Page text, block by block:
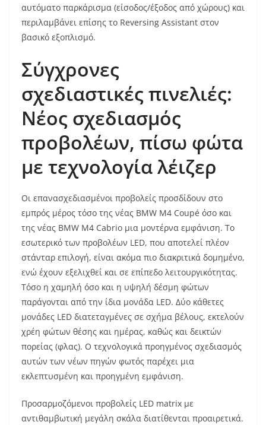
αυτόματο παρκάρισμα (είσοδος/έξοδος από χώρους) και
περιλαμβάνει επίσης το Reversing Assistant στον
βασικό εξοπλισμό.
Σύγχρονες
σχεδιαστικές πινελιές:
Νέος σχεδιασμός
προβολέων, πίσω φώτα
με τεχνολογία λέιζερ
Οι επανασχεδιασμένοι προβολείς προσδίδουν στο
εμπρός μέρος τόσο της νέας BMW M4 Coupé όσο και
της νέας BMW M4 Cabrio μια μοντέρνα εμφάνιση. Το
εσωτερικό των προβολέων LED, που αποτελεί πλέον
στάνταρ επιλογή, είναι ακόμα πιο διακριτικά δομημένο,
ενώ έχουν εξελιχθεί και σε επίπεδο λειτουργικότητας.
Τόσο η χαμηλή όσο και η υψηλή δέσμη φώτων
παράγονται από την ίδια μονάδα LED. Δύο κάθετες
μονάδες LED διατεταγμένες σε σχήμα βέλους, εκτελούν
χρέη φώτων θέσης και ημέρας, καθώς και δεικτών
πορείας (φλας). Ο τεχνολογικά προηγμένος σχεδιασμός
αυτών των νέων πηγών φωτός παρέχει μια
εκλεπτυσμένη και προηγμένη εμφάνιση.
Προσαρμοζόμενοι προβολείς LED matrix με
αντιθαμβωτική μεγάλη σκάλα διατίθενται προαιρετικά.